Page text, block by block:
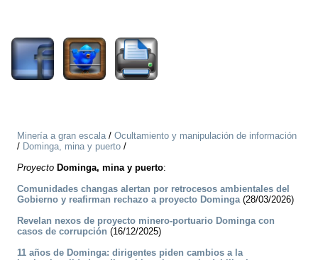
Minería a gran escala/ Ocultamiento y manipulación de información
/ Dominga, mina y puerto /
Proyecto Dominga, mina y puerto:
Comunidades changas alertan por retrocesos ambientales del
Gobierno y reafirman rechazo a proyecto Dominga(28/03/2026)
Revelan nexos de proyecto minero-portuario Dominga con
casos de corrupción (16/12/2025)
11 años de Dominga: dirigentes piden cambios a la